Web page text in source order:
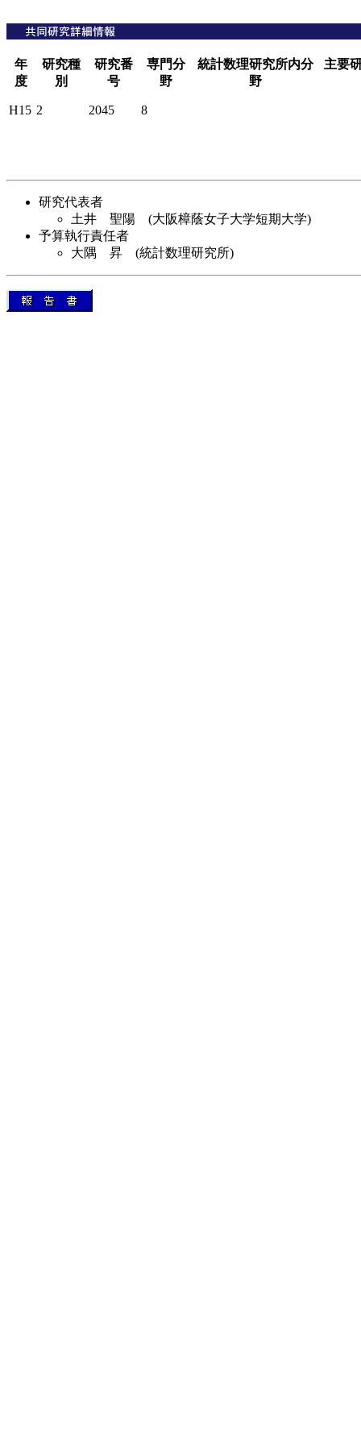
年
度
研究種
別
研究番
号
専門分
野
統計数理研究所内分
野
主要
H15 2 2045 8
研究代表者
土井 聖陽 (大阪樟蔭女子大学短期大学)
予算執行責任者
大隅 昇 (統計数理研究所)